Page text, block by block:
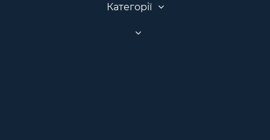
Категорії